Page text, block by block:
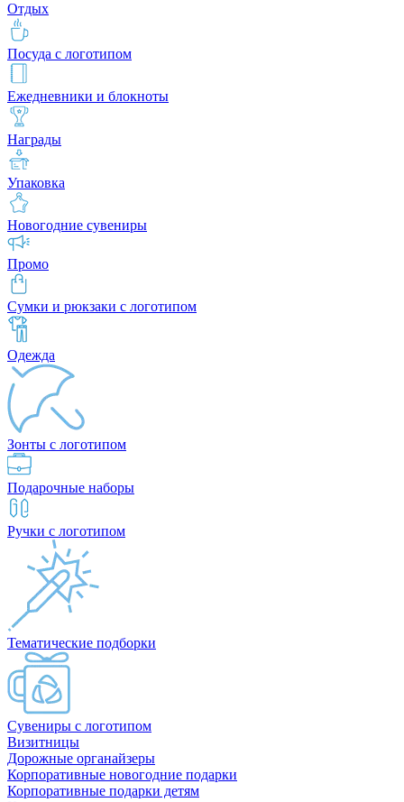
Отдых
Посуда с логотипом
Ежедневники и блокноты
Награды
Упаковка
Новогодние сувениры
Промо
Сумки и рюкзаки с логотипом
Одежда
Зонты с логотипом
Подарочные наборы
Ручки с логотипом
Тематические подборки
Сувениры с логотипом
Визитницы
Дорожные органайзеры
Корпоративные новогодние подарки
Корпоративные подарки детям